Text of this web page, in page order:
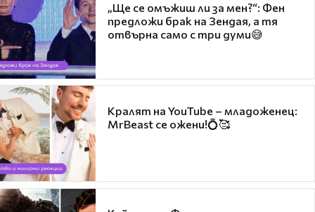
„Ще се омъжиш ли за мен?“: Фен
предложи брак на Зендая, а тя
отвърна само с три думи😅
Кралят на YouTube – младоженец:
MrBeast се ожени!💍🥰